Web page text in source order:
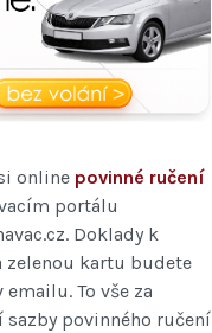
online povinné ručení
portálu
Doklady k
zelenou kartu budete
To vše za
sazby povinného ručení